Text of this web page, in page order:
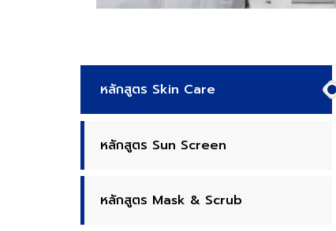
หลักสูตร Skin Care
หลักสูตร Sun Screen
หลักสูตร Mask & Scrub